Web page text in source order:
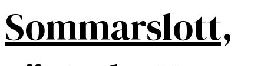
Sommarslott,